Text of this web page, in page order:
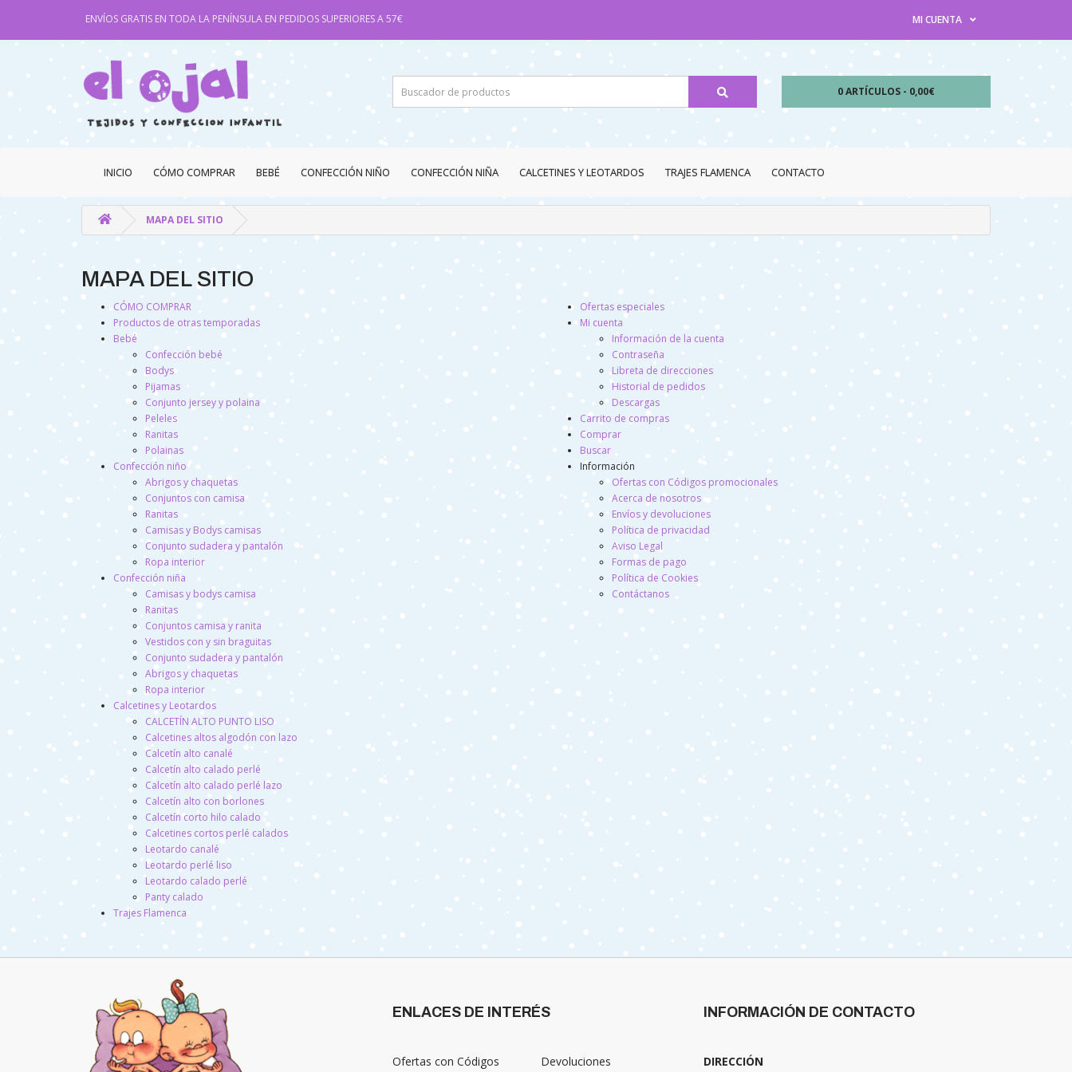
ENVÍOS GRATIS EN TODA LA PENÍNSULA EN PEDIDOS SUPERIORES A 57€ MI CUENTA
0 ARTÍCULOS - 0,00€
INICIO CÓMO COMPRAR BEBÉ CONFECCIÓN NIÑO CONFECCIÓN NIÑA CALCETINES Y LEOTARDOS TRAJES FLAMENCA CONTACTO
MAPA DEL SITIO
MAPA DEL SITIO
CÓMO COMPRAR
Productos de otras temporadas
Bebé
Confección bebé
Bodys
Pijamas
Conjunto jersey y polaina
Peleles
Ranitas
Polainas
Confección niño
Abrigos y chaquetas
Conjuntos con camisa
Ranitas
Camisas y Bodys camisas
Conjunto sudadera y pantalón
Ropa interior
Confección niña
Camisas y bodys camisa
Ranitas
Conjuntos camisa y ranita
Vestidos con y sin braguitas
Conjunto sudadera y pantalón
Abrigos y chaquetas
Ropa interior
Calcetines y Leotardos
CALCETÍN ALTO PUNTO LISO
Calcetines altos algodón con lazo
Calcetín alto canalé
Calcetín alto calado perlé
Calcetín alto calado perlé lazo
Calcetín alto con borlones
Calcetín corto hilo calado
Calcetines cortos perlé calados
Leotardo canalé
Leotardo perlé liso
Leotardo calado perlé
Panty calado
Trajes Flamenca
Ofertas especiales
Mi cuenta
Información de la cuenta
Contraseña
Libreta de direcciones
Historial de pedidos
Descargas
Carrito de compras
Comprar
Buscar
Información
Ofertas con Códigos promocionales
Acerca de nosotros
Envíos y devoluciones
Política de privacidad
Aviso Legal
Formas de pago
Política de Cookies
Contáctanos
ENLACES DE INTERÉS
Ofertas con Códigos Devoluciones
INFORMACIÓN DE CONTACTO
DIRECCIÓN